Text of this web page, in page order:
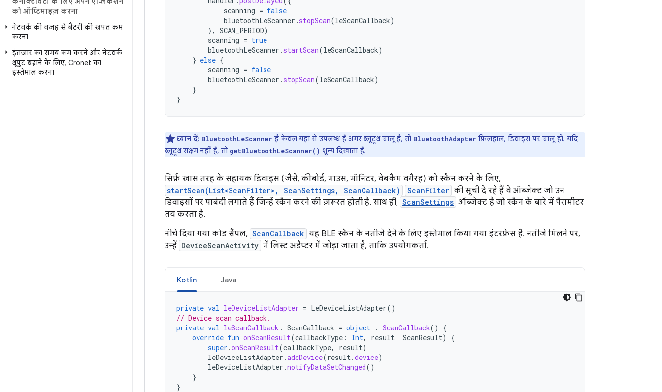
को ऑप्टिमाइज़ करना
नेटवर्क की वजह से बैटरी की खपत कम
करना
इंतज़ार का समय कम करने और नेटवर्क
थ्रूपुट बढ़ाने के लिए, Cronet का
इस्तेमाल करना
scanning = false
bluetoothLeScanner . stopScan(leScanCallback)
},
SCAN_PERIOD)
scanning = true
bluetoothLeScanner . startScan(leScanCallback)
} else {
scanning = false
bluetoothLeScanner . stopScan(leScanCallback)
}
}
ध्यान दें: BluetoothLeScanner है केवल यहां से उपलब्ध है अगर ब्लूटूथ चालू है, तो BluetoothAdapter फ़िलहाल, डिवाइस पर चालू हो. यदि
ब्लूटूथ सक्षम नहीं है, तो getBluetoothLeScanner() शून्य दिखाता है.
सिर्फ़ खास तरह के सहायक डिवाइस (जैसे, कीबोर्ड, माउस, मॉनिटर, वेबकैम वगैरह) को स्कैन करने के लिए,
startScan(List<ScanFilter>, ScanSettings, ScanCallback) ScanFilter की सूची दे रहे हैं वे ऑब्जेक्ट जो उन
डिवाइसों पर पाबंदी लगाते हैं जिन्हें स्कैन करने की ज़रूरत होती है. साथ ही, ScanSettings ऑब्जेक्ट है जो स्कैन के बारे में पैरामीटर
तय करता है.
नीचे दिया गया कोड सैंपल, ScanCallback यह BLE स्कैन के नतीजे देने के लिए इस्तेमाल किया गया इंटरफ़ेस है. नतीजे मिलने पर,
उन्हें DeviceScanActivity में लिस्ट अडैप्टर में जोड़ा जाता है, ताकि उपयोगकर्ता.
Kotlin Java
private val leDeviceListAdapter = LeDeviceListAdapter()
// Device scan callback.
private val leScanCallback : ScanCallback = object : ScanCallback()
{
override fun onScanResult(callbackType : Int, result : ScanResult)
{
super .onScanResult(callbackType, result)
leDeviceListAdapter .addDevice(result.device)
leDeviceListAdapter .notifyDataSetChanged()
}
}